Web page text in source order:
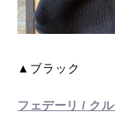
▲ブラック
フェデーリ / ク